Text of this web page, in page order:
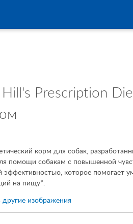
Prescription
корм для собак,
помощи собакам с повышенной
эффективностью, которое помогает
на пищу*.
изображения